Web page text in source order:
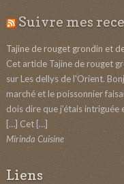
Suivre mes
Tajine de rouget grondin et
Cet article Tajine de rouget
sur Les dellys de l'Orient.
marché et le poissonnier
dois dire que j’étais
[…] Cet […]
Mirinda Cuisine
Liens